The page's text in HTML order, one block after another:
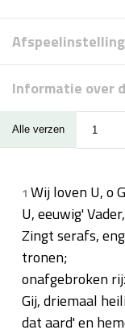
Informatie over
Alle verzen 1
1 Wij loven U, o
U, eeuwig'
Zingt serafs,
tronen;
onafgebroken
Gij, driemaal
dat aard' en